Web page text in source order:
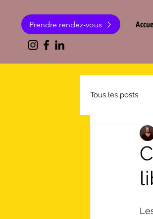
Prendre rendez-vous
Tous les posts